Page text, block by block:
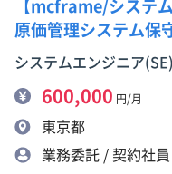
【mcframe/システ
原価管理システム保
システムエンジニア(SE)
600,000 円/月
東京都
業務委託 / 契約社員